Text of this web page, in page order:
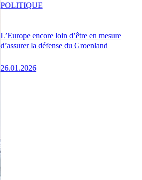
L’Europe encore loin d’être en mesure
d’assurer la défense du Groenland
26.01.2026
POLITIQUE